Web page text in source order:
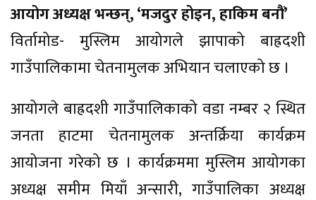
आयोग अध्यक्ष भन्छन्, ‘मजदुर होइन, हाकिम बनौं’
विर्तामोड- मुस्लिम आयोगले झापाको बाह्रदशी
गाउँपालिकामा चेतनामुलक अभियान चलाएको छ ।
आयोगले बाह्रदशी गाउँपालिकाको वडा नम्बर २ स्थित
जनता हाटमा चेतनामुलक अन्तर्क्रिया कार्यक्रम
आयोजना गरेको छ । कार्यक्रममा मुस्लिम आयोगका
अध्यक्ष समीम मियाँ अन्सारी, गाउँपालिका अध्यक्ष